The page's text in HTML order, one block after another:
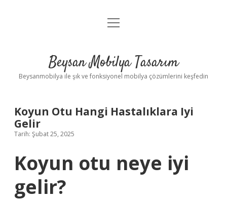
Anasayfa
Yasal Uyarı
menüyü
Beysan Mobilya Tasarım
Beysanmobilya ile şık ve fonksiyonel mobilya çözümlerini keşfedin
Koyun Otu Hangi Hastalıklara Iyi
Gelir
Tarih: Şubat 25, 2025
Koyun otu neye iyi
gelir?